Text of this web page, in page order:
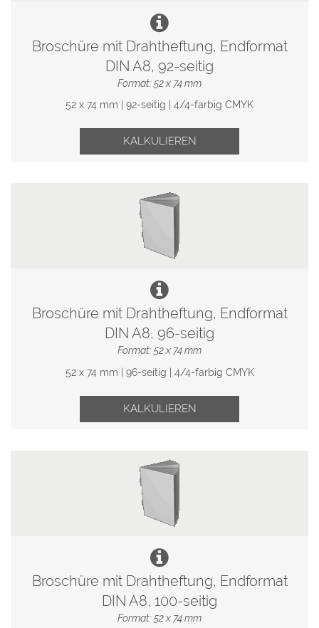
Broschüre mit Drahtheftung, Endformat
DIN A8, 92-seitig
Format: 52 x 74 mm
52 x 74 mm | 92-seitig | 4/4-farbig CMYK
KALKULIEREN
Broschüre mit Drahtheftung, Endformat
DIN A8, 96-seitig
Format: 52 x 74 mm
52 x 74 mm | 96-seitig | 4/4-farbig CMYK
KALKULIEREN
Broschüre mit Drahtheftung, Endformat
DIN A8, 100-seitig
Format: 52 x 74 mm